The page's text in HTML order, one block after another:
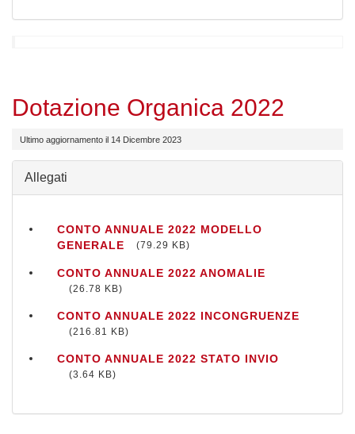
Dotazione Organica 2022
Ultimo aggiornamento il 14 Dicembre 2023
Allegati
CONTO ANNUALE 2022 MODELLO
GENERALE
79.29 KB
CONTO ANNUALE 2022 ANOMALIE
26.78 KB
CONTO ANNUALE 2022 INCONGRUENZE
216.81 KB
CONTO ANNUALE 2022 STATO INVIO
3.64 KB